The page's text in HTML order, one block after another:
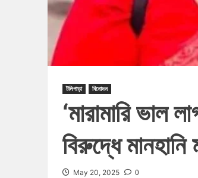
টলিপাড়া বিনোদন
‘মারামারি ভাল
বিরুদ্ধে
May 20, 2025 0